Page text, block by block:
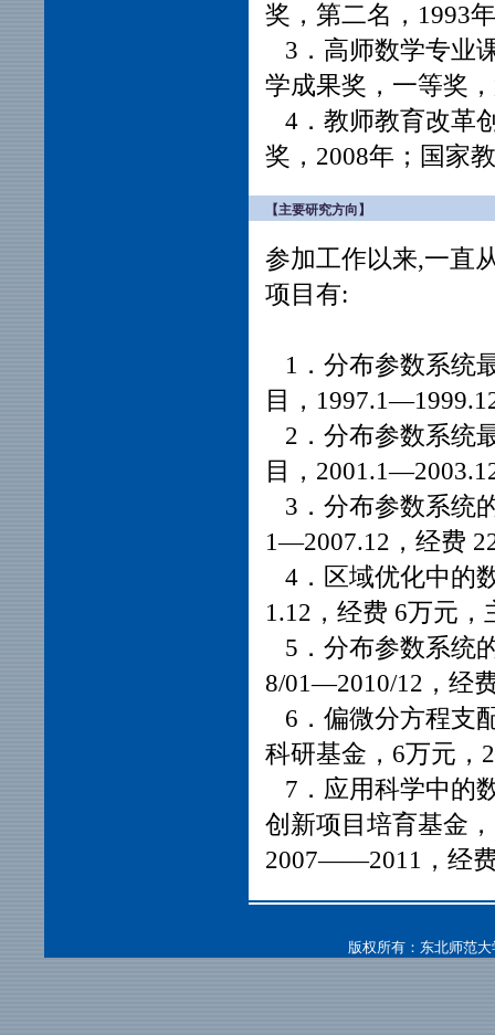
奖，第二名，1993年
3．高师数学专业
学成果奖，一等奖
4．教师教育改革
奖，2008年；国家
【主要研究方向】
参加工作以来,一直
项目有:
1．分布参数系统
目，
2．分布参数系统
目，
3．分布参数系统
1—2007.12，经费
4．区域优化中的
1.12，经费 6万元
5．分布参数系统
8/01—2010/12，经
6．偏微分方程支
科研基金，6万元，
7．应用科学中的
创新项目培育基金，
2007——2011，经
版权所有：东北师范